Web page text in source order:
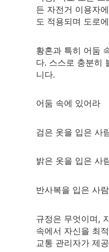
반사 배관
프리즘 테이프
야광 소재
그라데이션 반사 원
안전 작업복
든 자전거 이용자
도 적용되며 도로
황혼과 특히 어둠
다. 스스로 충분히
니다.
어둠 속에 있어라
검은 옷을 입은 사
밝은 옷을 입은 사
반사복을 입은 사
규정은 무엇이며,
속에서 자신을 최
교통 관리자가 제